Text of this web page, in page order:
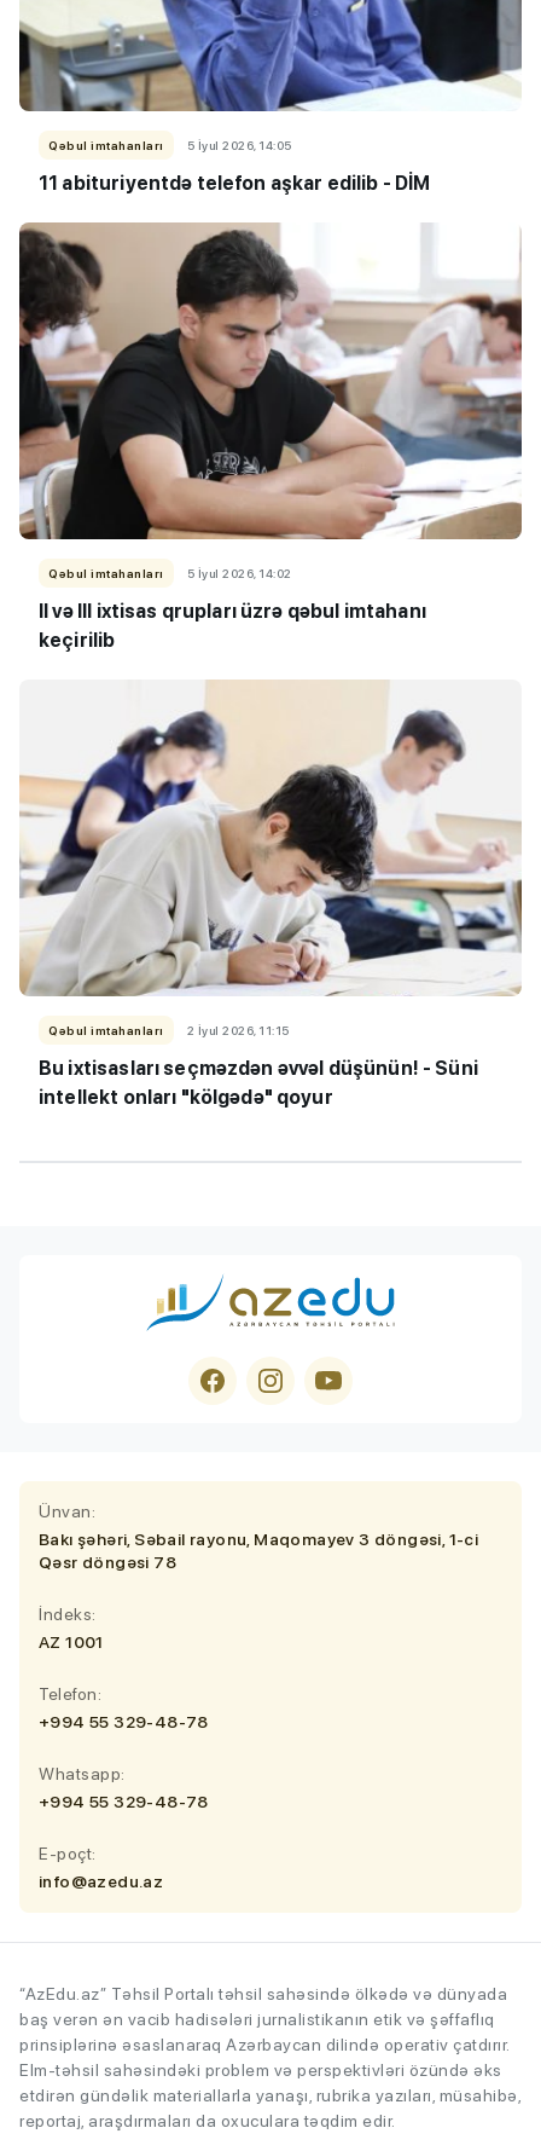
Qəbul imtahanları 5 İyul 2026, 14:05
11 abituriyentdə telefon aşkar edilib - DİM
Qəbul imtahanları 5 İyul 2026, 14:02
II və III ixtisas qrupları üzrə qəbul imtahanı
keçirilib
Qəbul imtahanları 2 İyul 2026, 11:15
Bu ixtisasları seçməzdən əvvəl düşünün! - Süni
intellekt onları "kölgədə" qoyur
Ünvan:
Bakı şəhəri, Səbail rayonu, Maqomayev 3 döngəsi, 1-ci
Qəsr döngəsi 78
İndeks:
AZ 1001
Telefon:
+994 55 329-48-78
Whatsapp:
+994 55 329-48-78
E-poçt:
info@azedu.az
“AzEdu.az” Təhsil Portalı təhsil sahəsində ölkədə və dünyada
baş verən ən vacib hadisələri jurnalistikanın etik və şəffaflıq
prinsiplərinə əsaslanaraq Azərbaycan dilində operativ çatdırır.
Elm-təhsil sahəsindəki problem və perspektivləri özündə əks
etdirən gündəlik materiallarla yanaşı, rubrika yazıları, müsahibə,
reportaj, araşdırmaları da oxuculara təqdim edir.